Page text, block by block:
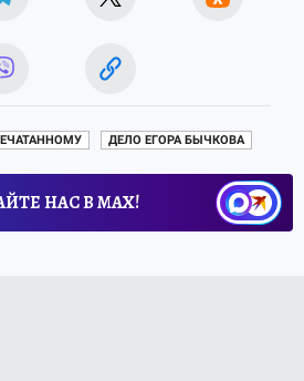
ДЕЛО ЕГОРА БЫЧКОВА
НАС В МАХ!